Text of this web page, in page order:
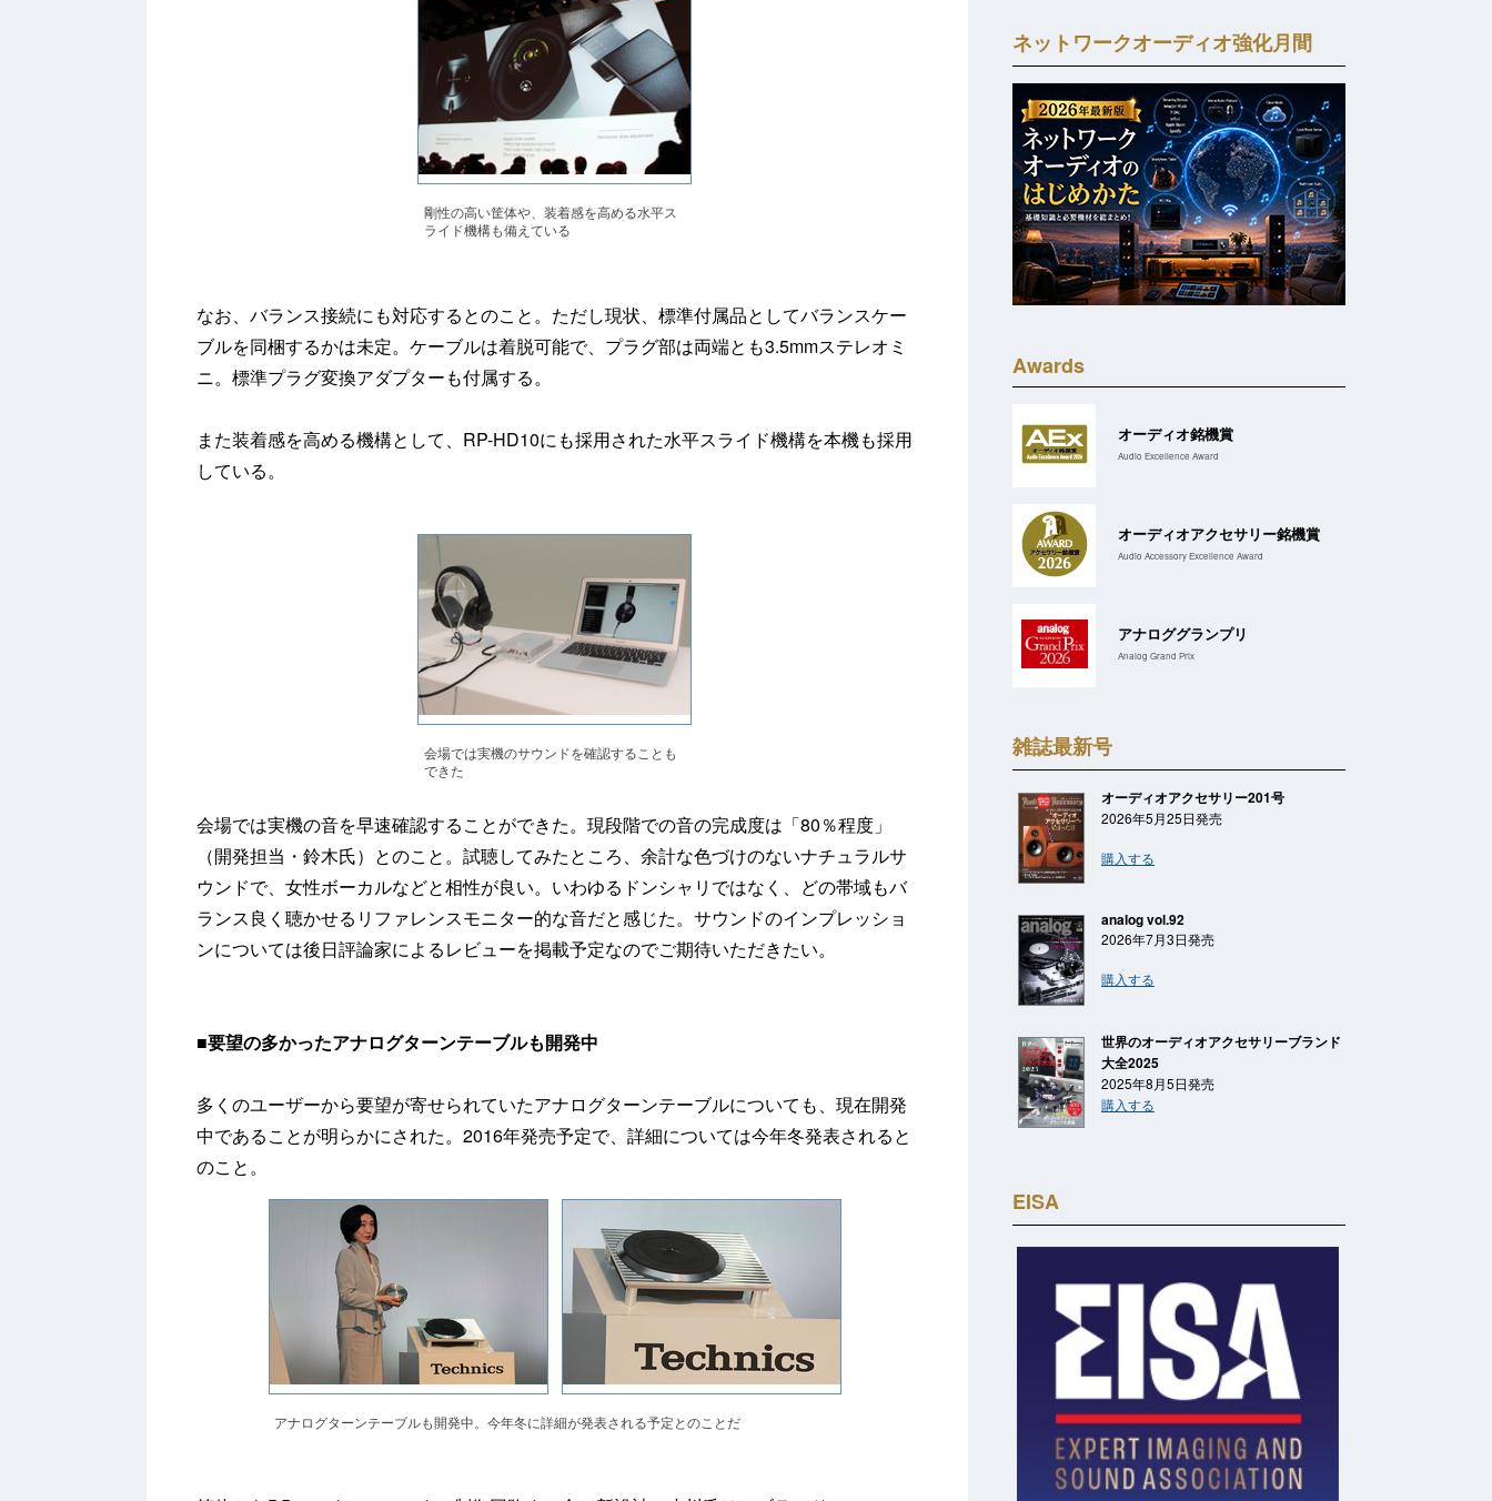
剛性の高い筐体や、装着感を高める水平ス
ライド機構も備えている
なお、バランス接続にも対応するとのこと。ただし現状、標準付属品としてバランスケー
ブルを同梱するかは未定。ケーブルは着脱可能で、プラグ部は両端とも3.5mmステレオミ
ニ。標準プラグ変換アダプターも付属する。
また装着感を高める機構として、RP-HD10にも採用された水平スライド機構を本機も採用
している。
会場では実機のサウンドを確認することも
できた
会場では実機の音を早速確認することができた。現段階での音の完成度は「80％程度」
（開発担当・鈴木氏）とのこと。試聴してみたところ、余計な色づけのないナチュラルサ
ウンドで、女性ボーカルなどと相性が良い。いわゆるドンシャリではなく、どの帯域もバ
ランス良く聴かせるリファレンスモニター的な音だと感じた。サウンドのインプレッショ
ンについては後日評論家によるレビューを掲載予定なのでご期待いただきたい。
■要望の多かったアナログターンテーブルも開発中
多くのユーザーから要望が寄せられていたアナログターンテーブルについても、現在開発
中であることが明らかにされた。2016年発売予定で、詳細については今年冬発表されると
のこと。
アナログターンテーブルも開発中。今年冬に詳細が発表される予定とのことだ
ネットワークオーディオ強化月間
Awards
オーディオ銘機賞
Audio Excellence Award
オーディオアクセサリー銘機賞
Audio Accessory Excellence Award
アナロググランプリ
Analog Grand Prix
雑誌最新号
オーディオアクセサリー201号
2026年5月25日発売
購入する
analog vol.92
2026年7月3日発売
購入する
世界のオーディオアクセサリーブランド
大全2025
2025年8月5日発売
購入する
EISA